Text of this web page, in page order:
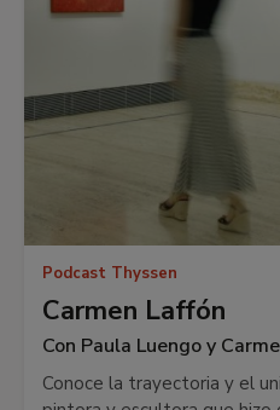
Podcast Thyssen
Carmen Laffón
Con Paula Luengo y
Conoce la trayectoria y el